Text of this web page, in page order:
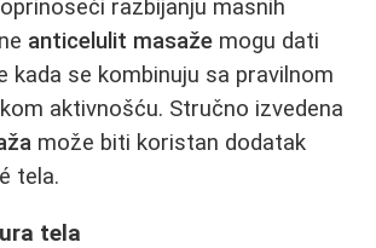
razbijanju masnih
anticelulit masaže mogu dati
kada se kombinuju sa pravilnom
aktivnošću. Stručno izvedena
može biti koristan dodatak
tela.
tela